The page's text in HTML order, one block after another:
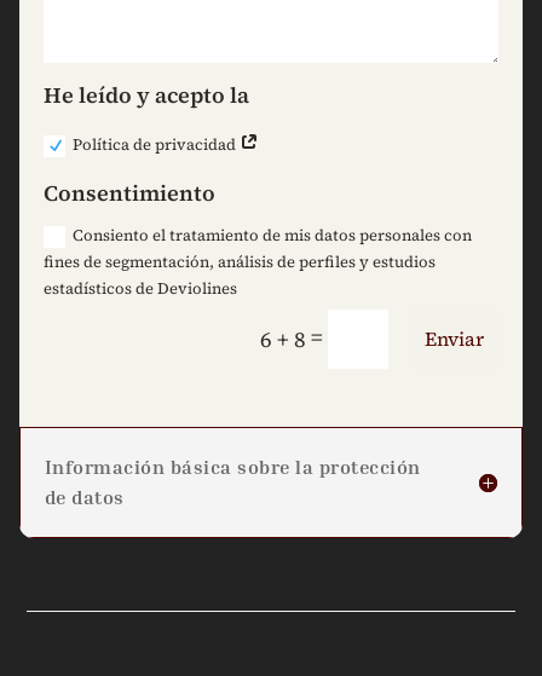
He leído y acepto la
Política de privacidad
Consentimiento
Consiento el tratamiento de mis datos personales con
fines de segmentación, análisis de perfiles y estudios
estadísticos de Deviolines
6 + 8 = Enviar
Información básica sobre la protección
de datos